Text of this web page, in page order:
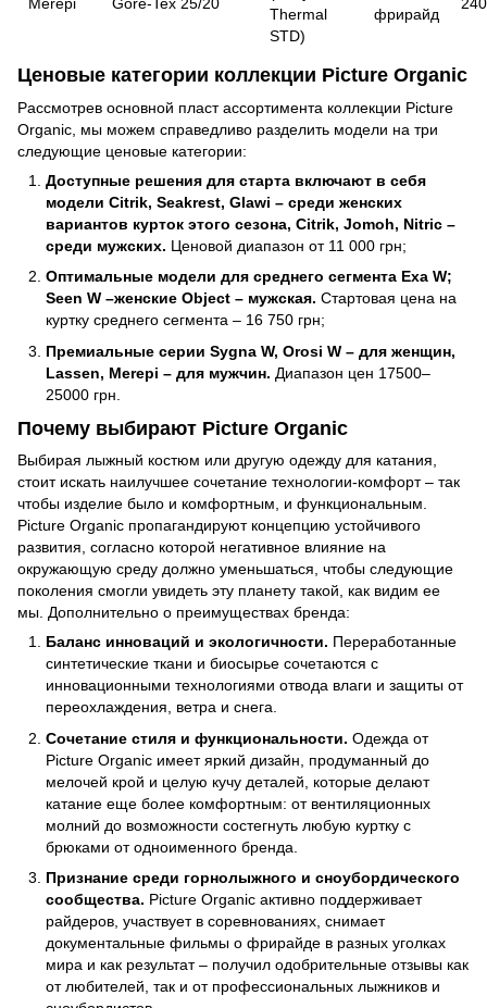
Thermal
STD)
фрирайд
Ценовые категории коллекции Picture Organic
Рассмотрев основной пласт ассортимента коллекции Picture
Organic, мы можем справедливо разделить модели на три
следующие ценовые категории:
Доступные решения для старта включают в себя
модели Citrik, Seakrest, Glawi – среди женских
вариантов курток этого сезона, Citrik, Jomoh, Nitric –
среди мужских. Ценовой диапазон от 11 000 грн;
Оптимальные модели для среднего сегмента Exa W;
Seen W –женские Object – мужская. Стартовая цена на
куртку среднего сегмента – 16 750 грн;
Премиальные серии Sygna W, Orosi W – для женщин,
Lassen, Merepi – для мужчин. Диапазон цен 17500–
25000 грн.
Почему выбирают Picture Organic
Выбирая лыжный костюм или другую одежду для катания,
стоит искать наилучшее сочетание технологии-комфорт – так
чтобы изделие было и комфортным, и функциональным.
Picture Organic пропагандируют концепцию устойчивого
развития, согласно которой негативное влияние на
окружающую среду должно уменьшаться, чтобы следующие
поколения смогли увидеть эту планету такой, как видим ее
мы. Дополнительно о преимуществах бренда:
Баланс инноваций и экологичности. Переработанные
синтетические ткани и биосырье сочетаются с
инновационными технологиями отвода влаги и защиты от
переохлаждения, ветра и снега.
Сочетание стиля и функциональности. Одежда от
Picture Organic имеет яркий дизайн, продуманный до
мелочей крой и целую кучу деталей, которые делают
катание еще более комфортным: от вентиляционных
молний до возможности состегнуть любую куртку с
брюками от одноименного бренда.
Признание среди горнолыжного и сноубордического
сообщества. Picture Organic активно поддерживает
райдеров, участвует в соревнованиях, снимает
документальные фильмы о фрирайде в разных уголках
мира и как результат – получил одобрительные отзывы как
от любителей, так и от профессиональных лыжников и